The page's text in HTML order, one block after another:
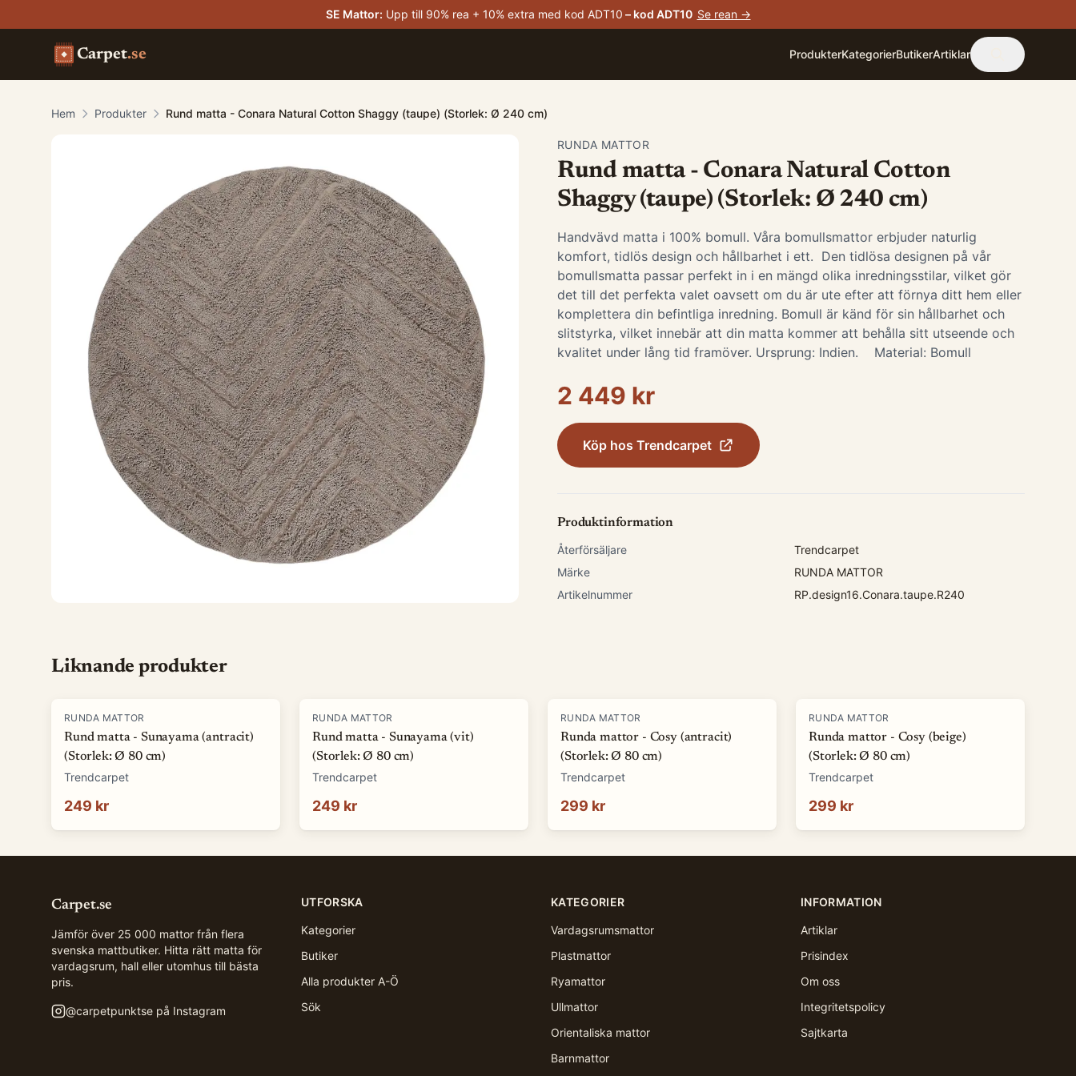
SE Mattor: Upp till 90% rea + 10% extra med kod ADT10 – kod ADT10 Se rean →
Carpet.se ProdukterKategorierButikerArtiklar
Hem Produkter Rund matta - Conara Natural Cotton Shaggy (taupe) (Storlek: Ø 240 cm)
RUNDA MATTOR
Rund matta - Conara Natural Cotton
Shaggy (taupe) (Storlek: Ø 240 cm)
Handvävd matta i 100% bomull. Våra bomullsmattor erbjuder naturlig
komfort, tidlös design och hållbarhet i ett. Den tidlösa designen på vår
bomullsmatta passar perfekt in i en mängd olika inredningsstilar, vilket gör
det till det perfekta valet oavsett om du är ute efter att förnya ditt hem eller
komplettera din befintliga inredning. Bomull är känd för sin hållbarhet och
slitstyrka, vilket innebär att din matta kommer att behålla sitt utseende och
kvalitet under lång tid framöver. Ursprung: Indien. Material: Bomull
2 449 kr
Köp hos Trendcarpet
Produktinformation
Återförsäljare
Trendcarpet
Märke
RUNDA MATTOR
Artikelnummer
RP.design16.Conara.taupe.R240
Liknande produkter
RUNDA MATTOR
Rund matta - Sunayama (antracit)
(Storlek: Ø 80 cm)
Trendcarpet
249 kr
RUNDA MATTOR
Rund matta - Sunayama (vit)
(Storlek: Ø 80 cm)
Trendcarpet
249 kr
RUNDA MATTOR
Runda mattor - Cosy (antracit)
(Storlek: Ø 80 cm)
Trendcarpet
299 kr
RUNDA MATTOR
Runda mattor - Cosy (beige)
(Storlek: Ø 80 cm)
Trendcarpet
299 kr
Carpet.se
Jämför över 25 000 mattor från flera
svenska mattbutiker. Hitta rätt matta för
vardagsrum, hall eller utomhus till bästa
pris.
@carpetpunktse på Instagram
UTFORSKA
Kategorier
Butiker
Alla produkter A-Ö
Sök
KATEGORIER
Vardagsrumsmattor
Plastmattor
Ryamattor
Ullmattor
Orientaliska mattor
Barnmattor
INFORMATION
Artiklar
Prisindex
Om oss
Integritetspolicy
Sajtkarta